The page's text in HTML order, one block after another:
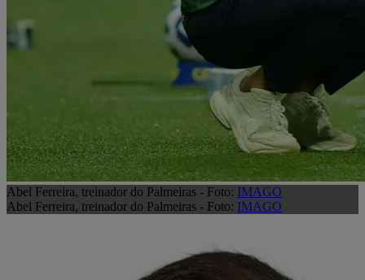
Abel Ferreira, treinador do Palmeiras - Foto: IMAGO
Abel Ferreira, treinador do Palmeiras - Foto: IMAGO